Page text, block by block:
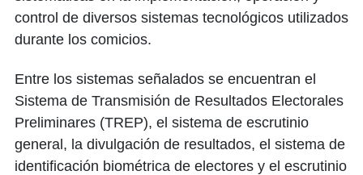
control de diversos sistemas tecnológicos utilizados
durante los comicios.
Entre los sistemas señalados se encuentran el
Sistema de Transmisión de Resultados Electorales
Preliminares (TREP), el sistema de escrutinio
general, la divulgación de resultados, el sistema de
identificación biométrica de electores y el escrutinio